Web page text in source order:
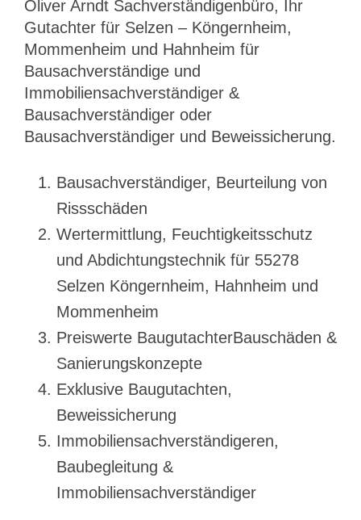
Oliver Arndt Sachverständigenbüro, Ihr
Gutachter für Selzen – Köngernheim,
Mommenheim und Hahnheim für
Bausachverständige und
Immobiliensachverständiger &
Bausachverständiger oder
Bausachverständiger und Beweissicherung.
Bausachverständiger, Beurteilung von
Rissschäden
Wertermittlung, Feuchtigkeitsschutz
und Abdichtungstechnik für 55278
Selzen Köngernheim, Hahnheim und
Mommenheim
Preiswerte BaugutachterBauschäden &
Sanierungskonzepte
Exklusive Baugutachten,
Beweissicherung
Immobiliensachverständigeren,
Baubegleitung &
Immobiliensachverständiger